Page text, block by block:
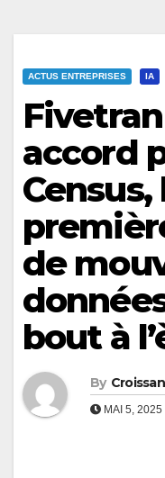
ACTUS ENTREPRISES IA
accord
de
bout à
By
MAI 5, 2025